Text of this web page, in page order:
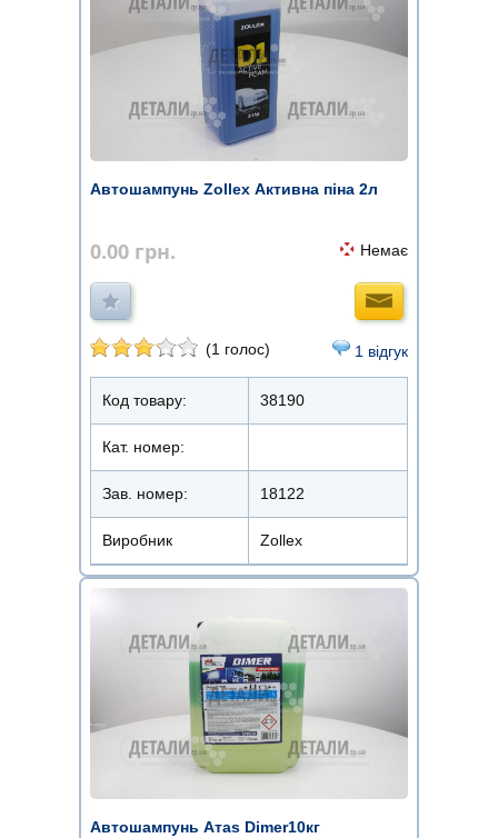
Автошампунь Zollex Активна піна 2л
0.00 грн. Немає
(1 голос) 1 відгук
Код товару: 38190
Кат. номер:
Зав. номер: 18122
Виробник Zollex
Автошампунь Атаs Dimer10кг